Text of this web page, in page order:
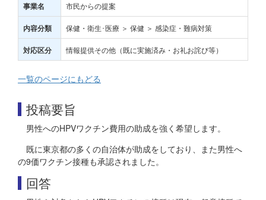
事業名 市民からの提案
内容分類 保健・衛生･医療 ＞ 保健 ＞ 感染症・難病対策
対応区分 情報提供その他（既に実施済み・お礼お詫び等）
一覧のページにもどる
投稿要旨
男性へのHPVワクチン費用の助成を強く希望します。
既に東京都の多くの自治体が助成をしており、また男性へ
の9価ワクチン接種も承認されました。
回答